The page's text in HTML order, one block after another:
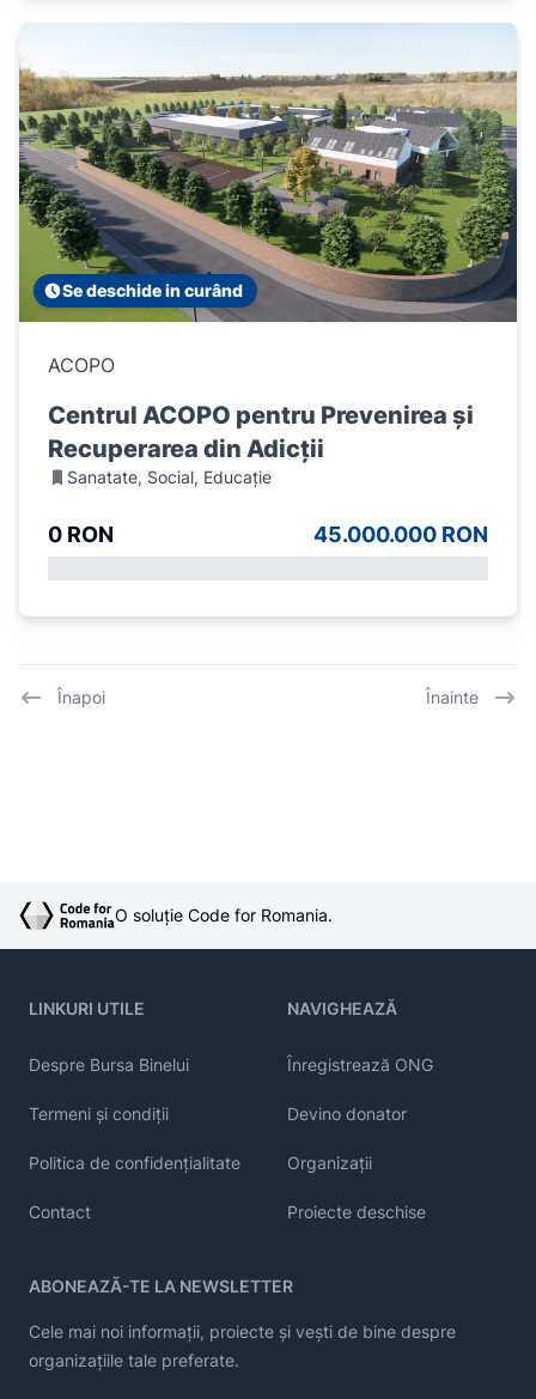
Se deschide in curând
ACOPO
Centrul ACOPO pentru Prevenirea și
Recuperarea din Adicții
Sanatate, Social, Educație
0 RON 45.000.000 RON
Înapoi Înainte
O soluție Code for Romania.
LINKURI UTILE
Despre Bursa Binelui
Termeni și condiții
Politica de confidențialitate
Contact
NAVIGHEAZĂ
Înregistrează ONG
Devino donator
Organizații
Proiecte deschise
ABONEAZĂ-TE LA NEWSLETTER
Cele mai noi informații, proiecte și vești de bine despre
organizațiile tale preferate.